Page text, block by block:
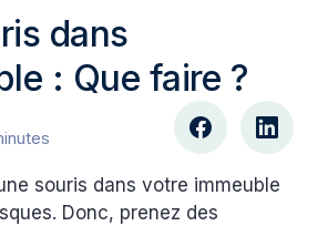
dans
: Que faire ?
souris dans votre immeuble
Donc, prenez des